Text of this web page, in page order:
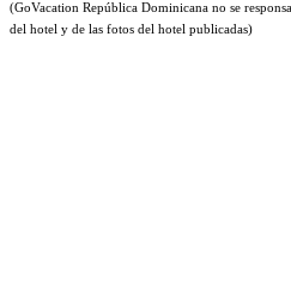
(GoVacation República Dominicana no se
del hotel y de las fotos del hotel publicadas)